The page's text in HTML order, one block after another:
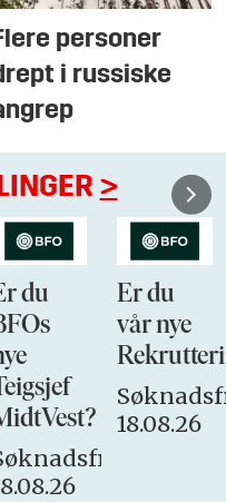
personer
i russiske
>
du
Er du
vår nye
18.08.26